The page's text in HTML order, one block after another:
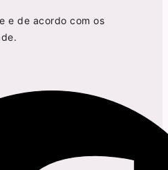
e de acordo com os
.